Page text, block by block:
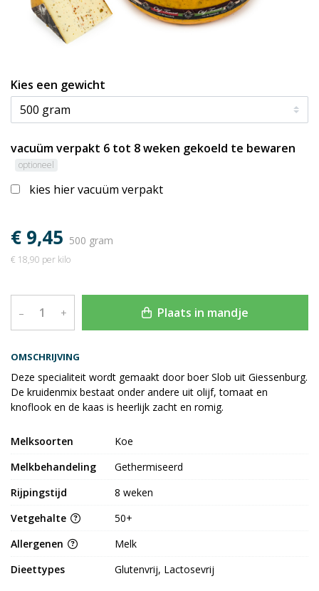
OMSCHRIJVING
Deze specialiteit wordt gemaakt door boer Slob uit Giessenburg.
De kruidenmix bestaat onder andere uit olijf, tomaat en
knoflook en de kaas is heerlijk zacht en romig.
Kies een gewicht
vacuüm verpakt 6 tot 8 weken gekoeld te bewaren
optioneel
kies hier vacuüm verpakt
€ 9,45 500 gram
€ 18,90 per kilo
– + Plaats in mandje
Melksoorten
Koe
Melkbehandeling
Gethermiseerd
Rijpingstijd
8 weken
Vetgehalte
50+
Allergenen
Melk
Dieettypes
Glutenvrij, Lactosevrij